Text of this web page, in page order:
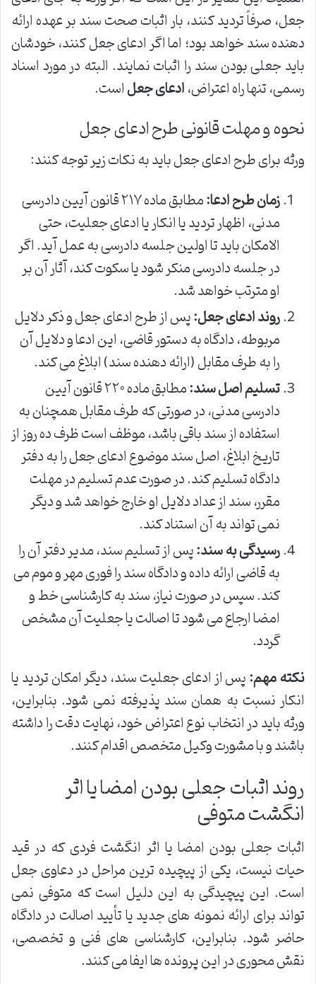
جعل، صرفاً تردید کنند، بار اثبات صحت سند بر عهده ارائه
دهنده سند خواهد بود؛ اما اگر ادعای جعل کنند، خودشان
باید جعلی بودن سند را اثبات نمایند. البته در مورد اسناد
رسمی، تنها راه اعتراض،ادعای جعلاست.
نحوه و مهلت قانونی طرح ادعای جعل
ورثه برای طرح ادعای جعل باید به نکات زیر توجه کنند:
زمان طرح ادعا:
مطابق ماده ۲۱۷ قانون آیین دادرسی
مدنی، اظهار تردید یا انکار یا ادعای جعلیت، حتی
الامکان باید تا اولین جلسه دادرسی به عمل آید. اگر
در جلسه دادرسی منکر شود یا سکوت کند، آثار آن بر
او مترتب خواهد شد.
روند ادعای جعل:پس از طرح ادعای جعل و ذکر دلایل
مربوطه، دادگاه به دستور قاضی، این ادعا و دلایل آن
را به طرف مقابل (ارائه دهنده سند) ابلاغ می کند.
تسلیم اصل سند:
مطابق ماده ۲۲۰ قانون آیین
دادرسی مدنی، در صورتی که طرف مقابل همچنان به
استفاده از سند باقی باشد، موظف است ظرف ده روز از
تاریخ ابلاغ، اصل سند موضوع ادعای جعل را به دفتر
دادگاه تسلیم کند. در صورت عدم تسلیم در مهلت
مقرر، سند از عداد دلایل او خارج خواهد شد و دیگر
نمی تواند به آن استناد کند.
رسیدگی به سند:پس از تسلیم سند، مدیر دفتر آن را
به قاضی ارائه داده و دادگاه سند را فوری مهر و موم می
کند. سپس در صورت نیاز، سند به کارشناسی خط و
امضا ارجاع می شود تا اصالت یا جعلیت آن مشخص
گردد.
نکته مهم:پس از ادعای جعلیت سند، دیگر امکان تردید یا
انکار نسبت به همان سند پذیرفته نمی شود. بنابراین،
ورثه باید در انتخاب نوع اعتراض خود، نهایت دقت را داشته
باشند و با مشورت وکیل متخصص اقدام کنند.
روند اثبات جعلی بودن امضا یا اثر
انگشت متوفی
اثبات جعلی بودن امضا یا اثر انگشت فردی که در قید
حیات نیست، یکی از پیچیده ترین مراحل در دعاوی جعل
است. این پیچیدگی به این دلیل است که متوفی نمی
تواند برای ارائه نمونه های جدید یا تأیید اصالت در دادگاه
حاضر شود. بنابراین، کارشناسی های فنی و تخصصی،
نقش محوری در این پرونده ها ایفا می کنند.